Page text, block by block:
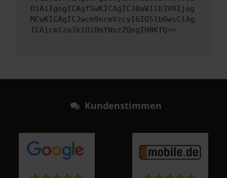
OiAiIgogICAgfSwKICAgICJ0aW1lb3V0Ijog
MCwKICAgICJwcm9ncmVzcyI6IG51bGwsCiAg
ICAicmlza3kiOiBmYWxzZQogIH0KfQ==
Kundenstimmen